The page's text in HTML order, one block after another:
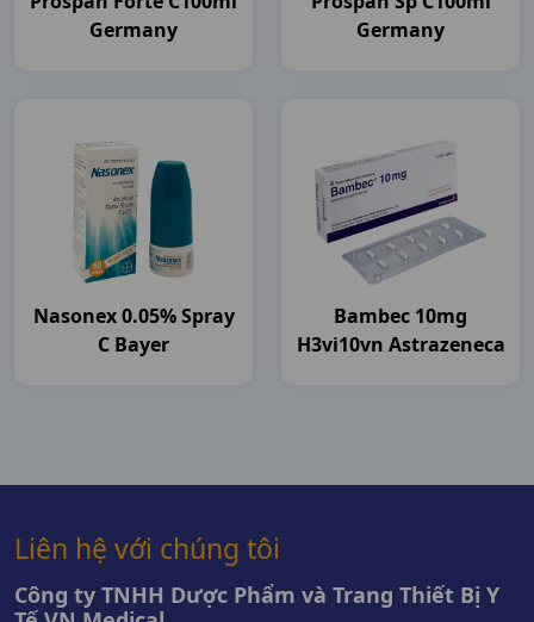
Germany
Germany
Nasonex 0.05% Spray
C Bayer
Bambec 10mg
H3vi10vn Astrazeneca
Liên hệ với chúng tôi
Công ty TNHH Dược Phẩm và Trang Thiết Bị Y